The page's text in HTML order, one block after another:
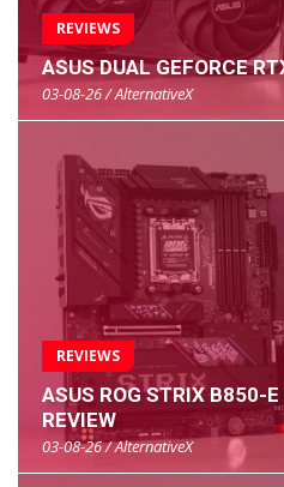
REVIEWS
ASUS DUAL GEFORCE
03-08-26 / AlternativeX
REVIEWS
ASUS ROG STRIX B850-
REVIEW
03-08-26 / AlternativeX